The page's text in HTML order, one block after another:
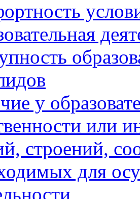
у
или
строений,
для